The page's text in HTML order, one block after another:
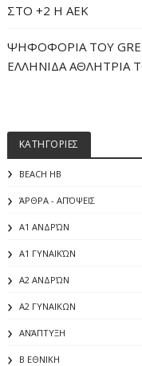
ΣΤΟ +2 Η ΑΕΚ
ΨΗΦΟΦΟΡΙΑ ΤΟΥ
ΕΛΛΗΝΙΔΑ ΑΘΛΗΤΡΙΑ
ΚΑΤΗΓΟΡΙΕΣ
BEACH HB
ΆΡΘΡΑ - ΑΠΌΨΕΙΣ
Α1 ΑΝΔΡΏΝ
Α1 ΓΥΝΑΙΚΏΝ
Α2 ΑΝΔΡΏΝ
Α2 ΓΥΝΑΙΚΩΝ
ΑΝΆΠΤΥΞΗ
Β ΕΘΝΙΚΗ